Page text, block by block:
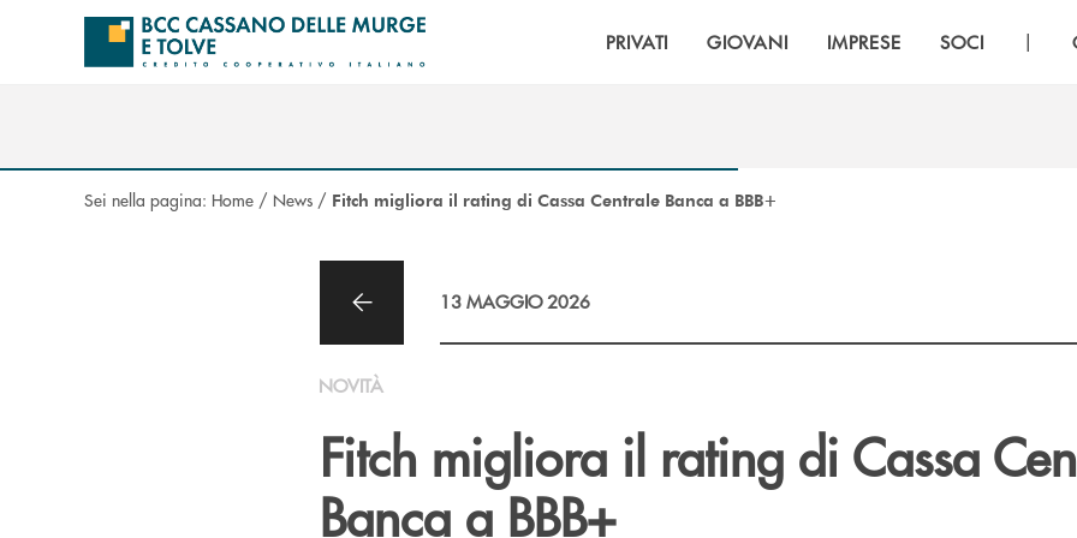
Salta al contenuto principale
PRIVATI GIOVANI IMPRESE SOCI |
Sei nella pagina: Home / News / Fitch migliora il rating di Cassa Centrale Banca a BBB+
13 MAGGIO 2026
NOVITÀ
Fitch migliora il rating di Cassa
Banca a BBB+